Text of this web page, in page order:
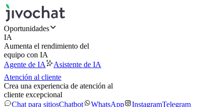
Oportunidades
IA
Aumenta el rendimiento del
equipo con IA
Agente de IA
Asistente de IA
Atención al cliente
Crea una experiencia de atención al
cliente excepcional
Chat para sitiosChatbot WhatsApp InstagramTelegram